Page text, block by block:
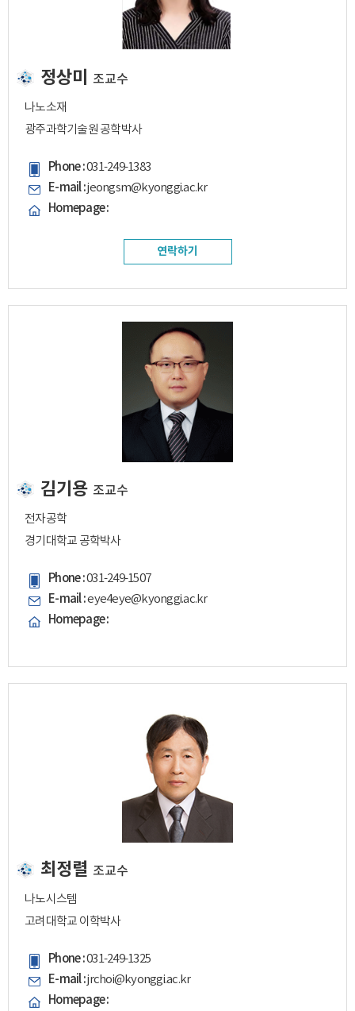
정상미 조교수
나노소재
광주과학기술원 공학박사
Phone :031-249-1383
E-mail :jeongsm@kyonggi.ac.kr
Homepage :
연락하기
김기용 조교수
전자공학
경기대학교 공학박사
Phone :031-249-1507
E-mail :eye4eye@kyonggi.ac.kr
Homepage :
최정렬 조교수
나노시스템
고려대학교 이학박사
Phone :031-249-1325
E-mail :jrchoi@kyonggi.ac.kr
Homepage :